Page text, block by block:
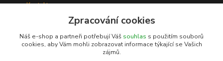
Kontakty
Zpracování cookies
Náš e-shop a partneři potřebují Váš souhlas s použitím souborů
cookies, aby Vám mohli zobrazovat informace týkající se Vašich
zájmů.